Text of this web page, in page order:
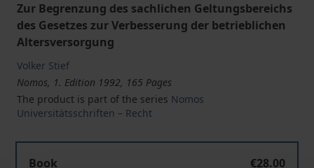
Zur Begrenzung des sachlichen Geltungsbereichs
des Gesetzes zur Verbesserung der betrieblichen
Altersversorgung
Volker Stief
Nomos, 1. Edition 1992, 165 Pages
The product is part of the series Nomos
Universitätsschriften – Recht
Book
€28.00